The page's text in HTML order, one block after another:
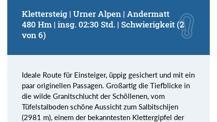
Klettersteig | Urner Alpen | Andermatt
480 Hm | insg. 02:30 Std. | Schwierigkeit (2
von 6)
Ideale Route für Einsteiger, üppig gesichert und mit ein
paar originellen Passagen. Großartig die Tiefblicke in
die wilde Granitschlucht der Schöllenen, vom
Tüfelstalboden schöne Aussicht zum Salbitschijen
(2981 m), einem der bekanntesten Klettergipfel der